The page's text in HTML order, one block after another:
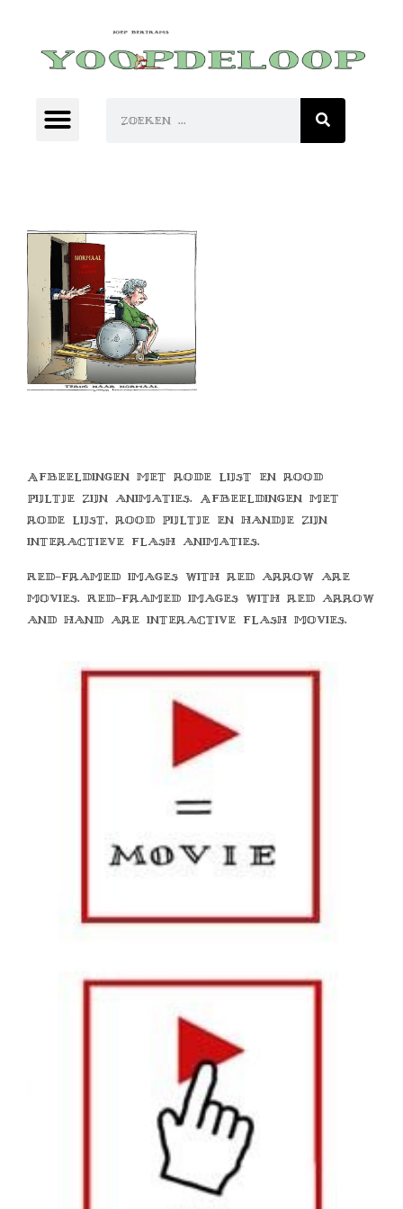
Afbeeldingen met rode lijst en rood
pijltje zijn animaties. Afbeeldingen met
rode lijst, rood pijltje en handje zijn
interactieve flash animaties.
Red-framed images with red arrow are
movies. Red-framed images with red arrow
and hand are interactive flash movies.